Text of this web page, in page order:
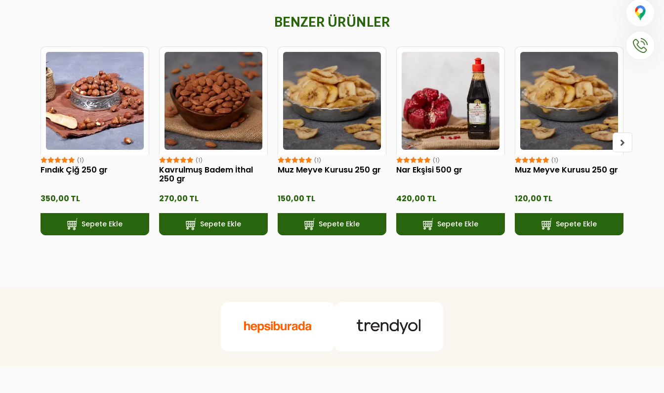
BENZER ÜRÜNLER
(1)
Fındık Çiğ 250 gr
350,00 TL
Sepete Ekle
(1)
Kavrulmuş Badem İthal
250 gr
270,00 TL
Sepete Ekle
(1)
Muz Meyve Kurusu 250 gr
150,00 TL
Sepete Ekle
(1)
Nar Ekşisi 500 gr
420,00 TL
Sepete Ekle
(1)
Muz Meyve Kurusu 250 gr
120,00 TL
Sepete Ekle